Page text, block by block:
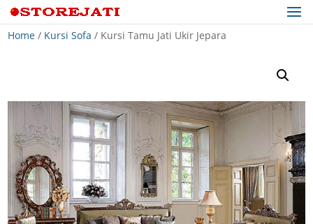
Home / Kursi Sofa / Kursi Tamu Jati Ukir Jepara